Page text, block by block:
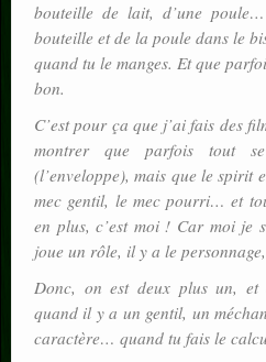
bouteille de lait, d’une
bouteille et de la poule dans le
quand tu le manges. Et que
bon.
C’est pour ça que j’ai fais des
montrer que parfois tout se
(l’enveloppe), mais que le
mec gentil, le mec pourri… et
en plus, c’est moi ! Car moi je
joue un rôle, il y a le
Donc, on est deux plus un, et
quand il y a un gentil, un
caractère… quand tu fais le